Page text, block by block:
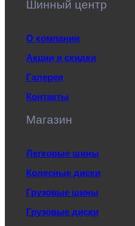
Шинный центр
О компании
Акции и скидки
Галерея
Контакты
Магазин
Легковые шины
Колесные диски
Грузовые шины
Грузовые диски